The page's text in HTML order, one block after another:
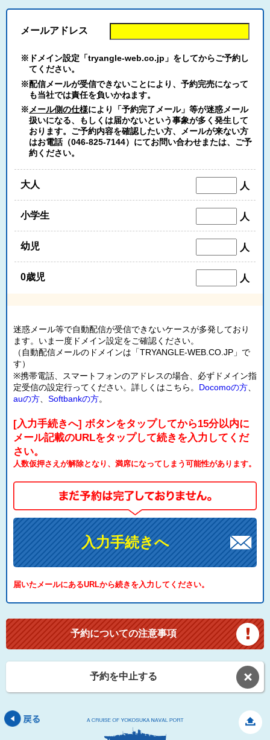
メールアドレス
※ドメイン設定「tryangle-web.co.jp」をしてからご予約し
てください。
※配信メールが受信できないことにより、予約完売になって
も当社では責任を負いかねます。
※メール側の仕様により「予約完了メール」等が迷惑メール
扱いになる、もしくは届かないという事象が多く発生して
おります。ご予約内容を確認したい方、メールが来ない方
はお電話（046-825-7144）にてお問い合わせまたは、ご予
約ください。
大人 人
小学生 人
幼児 人
0歳児 人
迷惑メール等で自動配信が受信できないケースが多発しており
ます。いま一度ドメイン設定をご確認ください。
（自動配信メールのドメインは「TRYANGLE-WEB.CO.JP」で
す）
※携帯電話、スマートフォンのアドレスの場合、必ずドメイン指
定受信の設定行ってください。詳しくはこちら。 Docomoの方
auの方
Softbankの方。
[入力手続きへ] ボタンをタップしてから15分以内に
メール記載のURLをタップして続きを入力してくだ
さい。
人数仮押さえが解除となり、満席になってしまう可能性があります。
入力手続きへ
届いたメールにあるURLから続きを入力してください。
予約についての注意事項
予約を中止する